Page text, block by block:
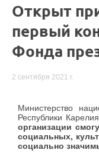
Открыт
первый
Фонда
2 сентября 2021 г.
Министерство
Республики
организации
социальных,
социально